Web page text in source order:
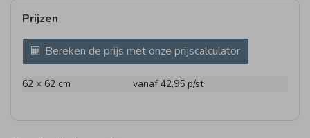
Prijzen
Bereken de prijs met onze prijscalculator
62 × 62 cm vanaf 42,95 p/st